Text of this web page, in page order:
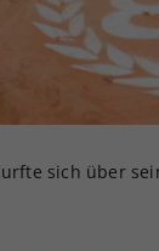
sich über